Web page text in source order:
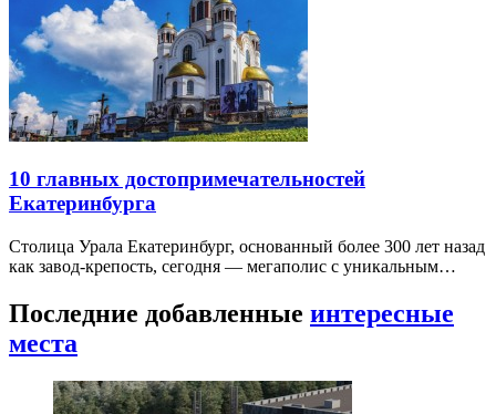
10 главных достопримечательностей
Екатеринбурга
Столица Урала Екатеринбург, основанный более 300 лет назад
как завод-крепость, сегодня — мегаполис с уникальным…
Последние добавленные интересные
места